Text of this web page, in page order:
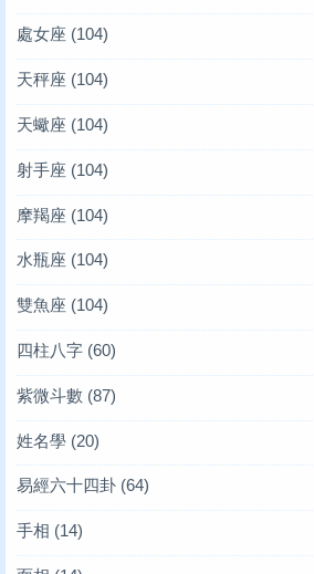
處女座 (104)
天秤座 (104)
天蠍座 (104)
射手座 (104)
摩羯座 (104)
水瓶座 (104)
雙魚座 (104)
四柱八字 (60)
紫微斗數 (87)
姓名學 (20)
易經六十四卦 (64)
手相 (14)